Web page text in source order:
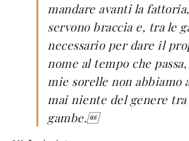
mandare avanti la
servono braccia e, tra le
necessario per dare il
nome al tempo che
mie sorelle non abbiamo
mai niente del genere tra
gambe.